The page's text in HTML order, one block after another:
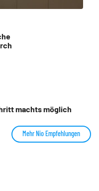
machts möglich
Mehr Nio Empfehlungen